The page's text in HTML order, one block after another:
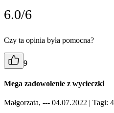
6.0/6
Czy ta opinia była pomocna?
9
Mega zadowolenie z wycieczki
Małgorzata, --- 04.07.2022 | Tagi: